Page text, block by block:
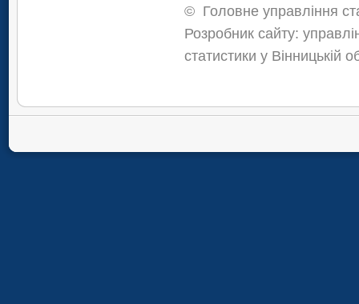
© Головне управління
Розробник сайту:
статистики у Вінницькій